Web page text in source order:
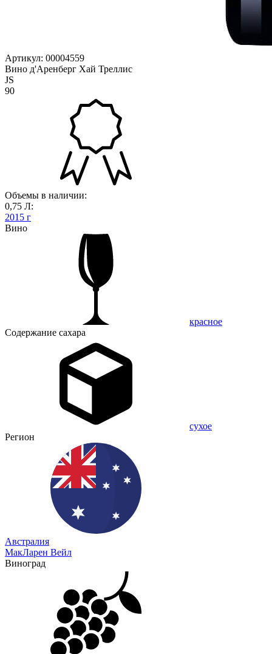
Артикул: 00004559
Вино д'Аренберг Хай Треллис
JS
90
Объемы в наличии:
0,75 Л:
2015 г
Вино
красное
Содержание сахара
сухое
Регион
Австралия
МакЛарен Вейл
Виноград